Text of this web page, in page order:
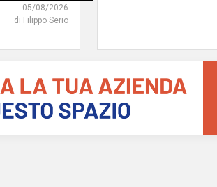
05/08/2026
di Filippo Serio